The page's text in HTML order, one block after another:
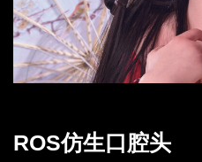
ROS仿生口腔头